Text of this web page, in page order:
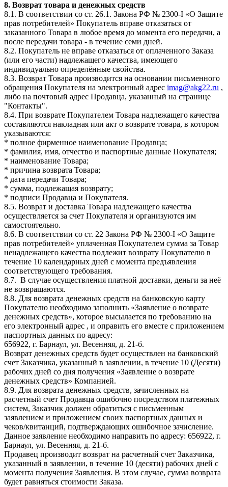
8. Возврат товара и денежных средств
8.1. В соответствии со ст. 26.1. Закона РФ № 2300-I «О Защите
прав потребителей» Покупатель вправе отказаться от
заказанного Товара в любое время до момента его передачи, а
после передачи товара - в течение семи дней.
8.2. Покупатель не вправе отказаться от оплаченного Заказа
(или его части) надлежащего качества, имеющего
индивидуально определённые свойства.
8.3. Возврат Товара производится на основании письменного
обращения Покупателя на электронный адрес imag@akg22.ru ,
либо на почтовый адрес Продавца, указанный на странице
"Контакты".
8.4. При возврате Покупателем Товара надлежащего качества
составляются накладная или акт о возврате товара, в котором
указываются:
* полное фирменное наименование Продавца;
* фамилия, имя, отчество и паспортные данные Покупателя;
* наименование Товара;
* причина возврата Товара;
* дата передачи Товара;
* сумма, подлежащая возврату;
* подписи Продавца и Покупателя.
8.5. Возврат и доставка Товара надлежащего качества
осуществляется за счет Покупателя и организуются им
самостоятельно.
8.6. В соответствии со ст. 22 Закона РФ № 2300-I «О Защите
прав потребителей» уплаченная Покупателем сумма за Товар
ненадлежащего качества подлежит возврату Покупателю в
течение 10 календарных дней с момента предъявления
соответствующего требования.
8.7. В случае осуществления платной доставки, деньги за неё
не возвращаются.
8.8. Для возврата денежных средств на банковскую карту
Покупателю необходимо заполнить «Заявление о возврате
денежных средств», которое высылается по требованию на
его электронный адрес , и оправить его вместе с приложением
паспортных данных по адресу:
656922, г. Барнаул, ул. Весенняя, д. 21-б.
Возврат денежных средств будет осуществлен на банковский
счет Заказчика, указанный в заявлении, в течение 10 (Десяти)
рабочих дней со дня получения «Заявление о возврате
денежных средств» Компанией.
8.9. Для возврата денежных средств, зачисленных на
расчетный счет Продавца ошибочно посредством платежных
систем, Заказчик должен обратиться с письменным
заявлением и приложением своих паспортных данных и
чеков/квитанций, подтверждающих ошибочное зачисление.
Данное заявление необходимо направить по адресу: 656922, г.
Барнаул, ул. Весенняя, д. 21-б.
Продавец производит возврат на расчетный счет Заказчика,
указанный в заявлении, в течение 10 (десяти) рабочих дней с
момента получения 3аявления. В этом случае, сумма возврата
будет равняться стоимости Заказа.